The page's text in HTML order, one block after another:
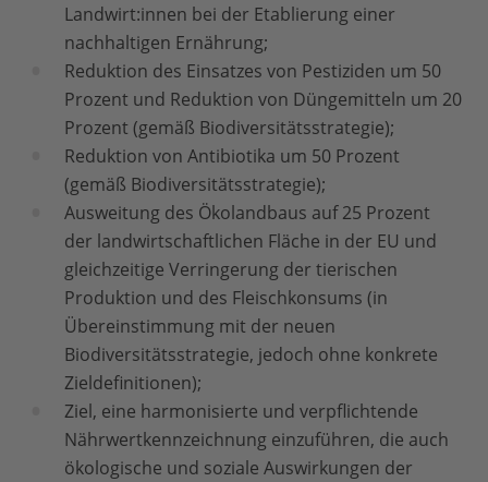
Landwirt:innen bei der Etablierung einer
nachhaltigen Ernährung;
Reduktion des Einsatzes von Pestiziden um 50
Prozent und Reduktion von Düngemitteln um 20
Prozent (gemäß Biodiversitätsstrategie);
Reduktion von Antibiotika um 50 Prozent
(gemäß Biodiversitätsstrategie);
Ausweitung des Ökolandbaus auf 25 Prozent
der landwirtschaftlichen Fläche in der EU und
gleichzeitige Verringerung der tierischen
Produktion und des Fleischkonsums (in
Übereinstimmung mit der neuen
Biodiversitätsstrategie, jedoch ohne konkrete
Zieldefinitionen);
Ziel, eine harmonisierte und verpflichtende
Nährwertkennzeichnung einzuführen, die auch
ökologische und soziale Auswirkungen der